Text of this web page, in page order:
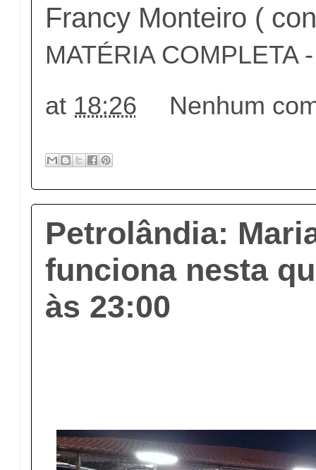
Francy Monteiro (
MATÉRIA COMPLETA
at 18:26 Nenhum
Petrolândia:
funciona nesta
às 23:00